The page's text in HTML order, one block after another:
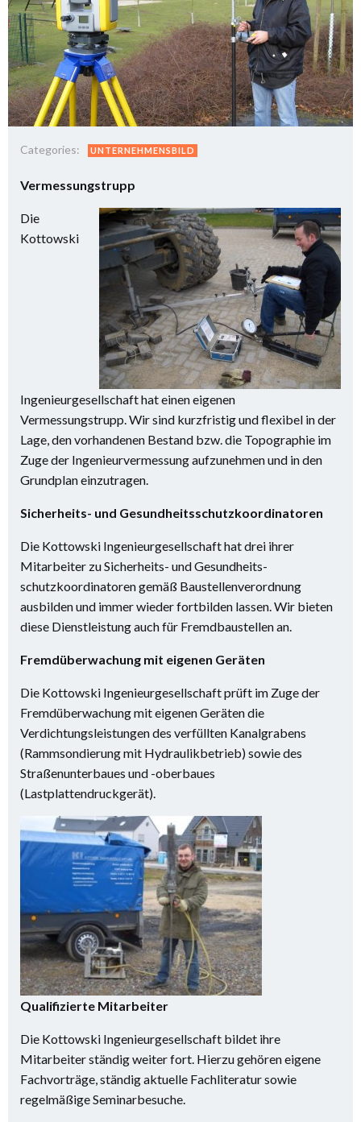
Categories: UNTERNEHMENSBILD
Vermessungstrupp
Die
Kottowski
Ingenieurgesellschaft hat einen eigenen
Vermessungstrupp. Wir sind kurzfristig und flexibel in der
Lage, den vorhandenen Bestand bzw. die Topographie im
Zuge der Ingenieurvermessung aufzunehmen und in den
Grundplan einzutragen.
Sicherheits- und Gesundheitsschutzkoordinatoren
Die Kottowski Ingenieurgesellschaft hat drei ihrer
Mitarbeiter zu Sicherheits- und Gesundheits-
schutzkoordinatoren gemäß Baustellenverordnung
ausbilden und immer wieder fortbilden lassen. Wir bieten
diese Dienstleistung auch für Fremdbaustellen an.
Fremdüberwachung mit eigenen Geräten
Die Kottowski Ingenieurgesellschaft prüft im Zuge der
Fremdüberwachung mit eigenen Geräten die
Verdichtungsleistungen des verfüllten Kanalgrabens
(Rammsondierung mit Hydraulikbetrieb) sowie des
Straßenunterbaues und -oberbaues
(Lastplattendruckgerät).
Qualifizierte Mitarbeiter
Die Kottowski Ingenieurgesellschaft bildet ihre
Mitarbeiter ständig weiter fort. Hierzu gehören eigene
Fachvorträge, ständig aktuelle Fachliteratur sowie
regelmäßige Seminarbesuche.